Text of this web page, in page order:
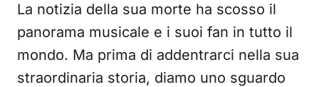
La notizia della sua morte ha scosso il
panorama musicale e i suoi fan in tutto il
mondo. Ma prima di addentrarci nella sua
straordinaria storia, diamo uno sguardo